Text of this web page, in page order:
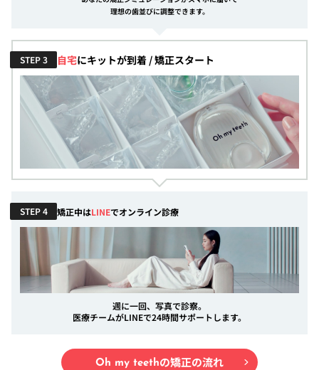
理想の歯並びに調整できます。
STEP 3 自宅にキットが到着 / 矯正スタート
STEP 4 矯正中はLINEでオンライン診療
週に一回、写真で診察。
医療チームがLINEで24時間サポートします。
Oh my teethの矯正の流れ